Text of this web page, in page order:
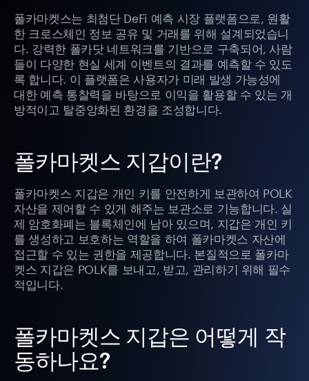
폴카마켓스는 최첨단 DeFi 예측 시장 플랫폼으로, 원활
한 크로스체인 정보 공유 및 거래를 위해 설계되었습니
다. 강력한 폴카닷 네트워크를 기반으로 구축되어, 사람
들이 다양한 현실 세계 이벤트의 결과를 예측할 수 있도
록 합니다. 이 플랫폼은 사용자가 미래 발생 가능성에
대한 예측 통찰력을 바탕으로 이익을 활용할 수 있는 개
방적이고 탈중앙화된 환경을 조성합니다.
폴카마켓스 지갑이란?
폴카마켓스 지갑은 개인 키를 안전하게 보관하여 POLK
자산을 제어할 수 있게 해주는 보관소로 기능합니다. 실
제 암호화폐는 블록체인에 남아 있으며, 지갑은 개인 키
를 생성하고 보호하는 역할을 하여 폴카마켓스 자산에
접근할 수 있는 권한을 제공합니다. 본질적으로 폴카마
켓스 지갑은 POLK를 보내고, 받고, 관리하기 위해 필수
적입니다.
폴카마켓스 지갑은 어떻게 작
동하나요?